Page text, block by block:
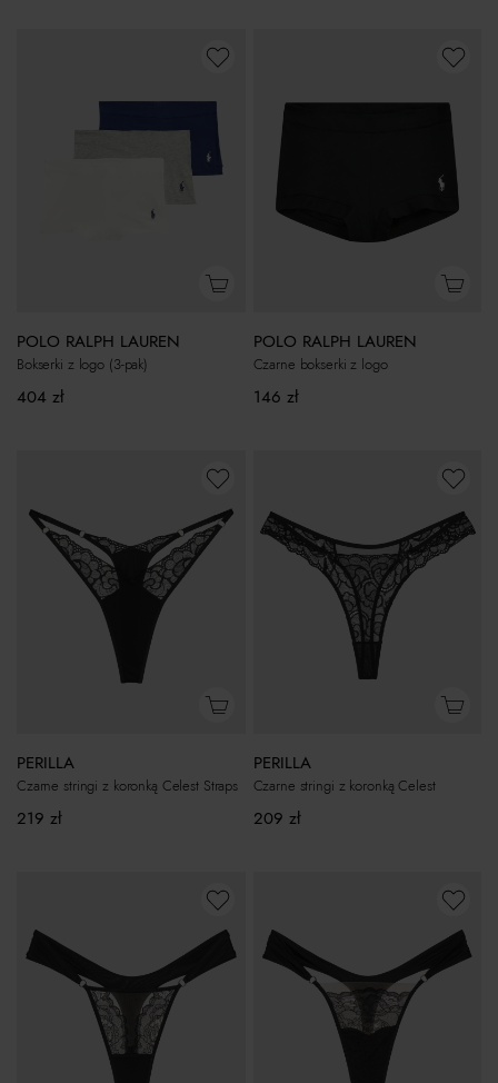
POLO RALPH LAUREN
Bokserki z logo (3-pak)
404 zł
POLO RALPH LAUREN
Czarne bokserki z logo
146 zł
PERILLA
Czarne stringi z koronką Celest Straps
219 zł
PERILLA
Czarne stringi z koronką Celest
209 zł